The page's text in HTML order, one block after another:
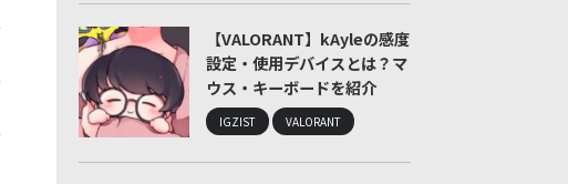
【VALORANT】kAyleの感度
設定・使用デバイスとは？マ
ウス・キーボードを紹介
IGZIST VALORANT